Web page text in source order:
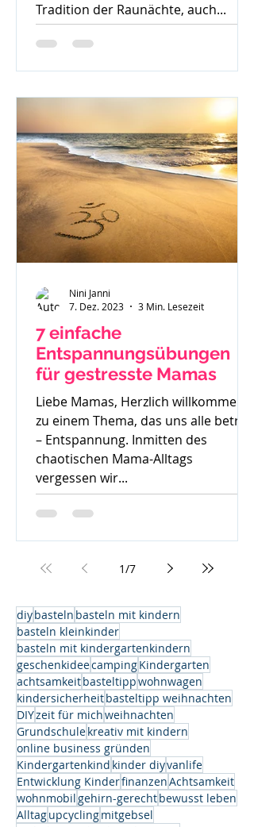
Tradition der Raunächte, auch...
7 einfache
Entspannungsübungen
für gestresste Mamas
Liebe Mamas, Herzlich willkommen
zu einem Thema, das uns alle betrifft
– Entspannung. Inmitten des
chaotischen Mama-Alltags
vergessen wir...
Nini Janni
7. Dez. 2023
3 Min. Lesezeit
1/7
diybasteln basteln mit kindern
basteln kleinkinder
basteln mit kindergartenkindern
geschenkideecampingKindergarten
achtsamkeitbasteltippwohnwagen
kindersicherheitbasteltipp weihnachten
DIYzeit für michweihnachten
Grundschulekreativ mit kindern
online business gründen
Kindergartenkind kinder diyvanlife
Entwicklung KinderfinanzenAchtsamkeit
wohnmobilgehirn-gerechtbewusst leben
Alltagupcyclingmitgebsel